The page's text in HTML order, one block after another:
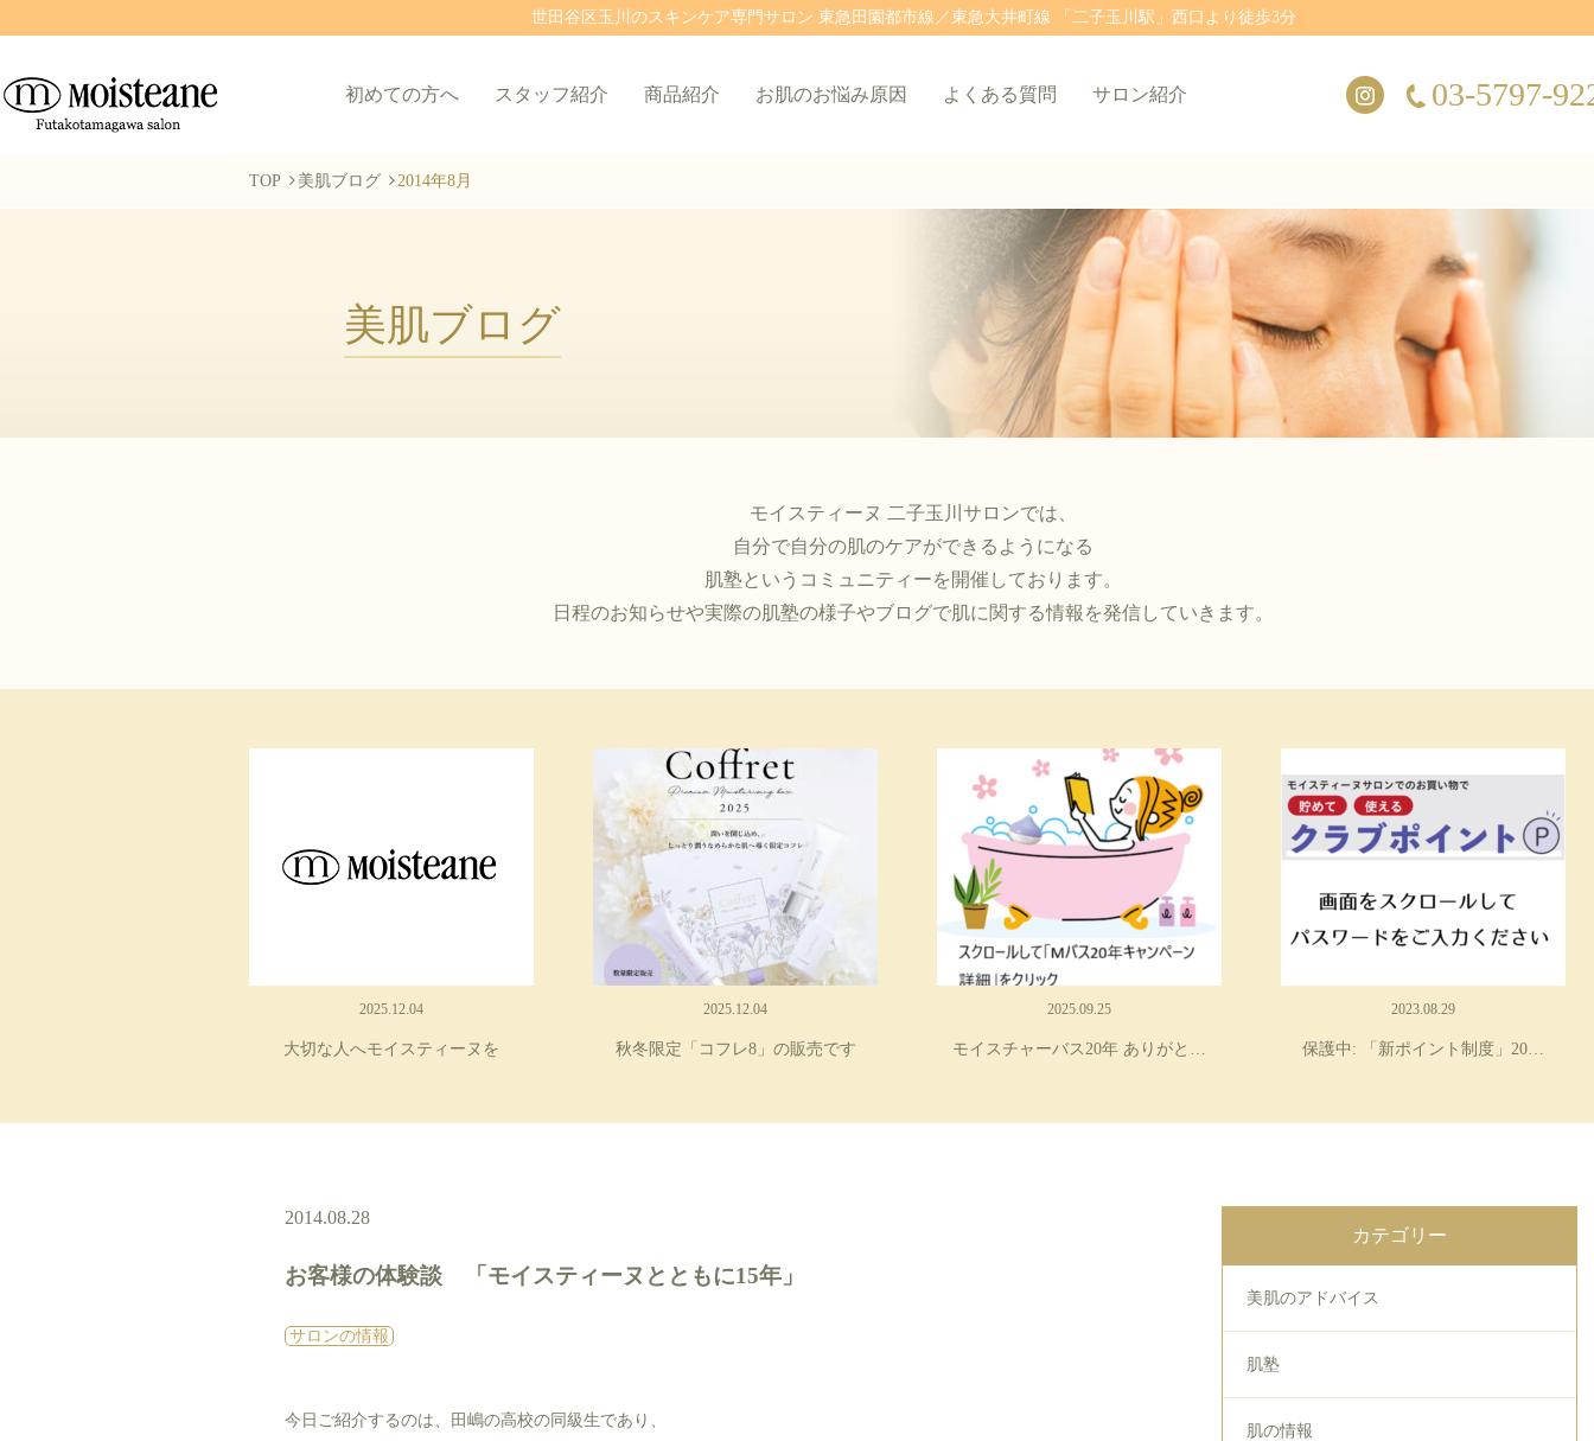
世田谷区玉川のスキンケア専門サロン 東急田園都市線／東急大井町線 「二子玉川駅」西口より徒歩3分
初めての方へ スタッフ紹介 商品紹介 お肌のお悩み原因 よくある質問 サロン紹介 03-5797-
TOP 美肌ブログ 2014年8月
美肌ブログ
モイスティーヌ 二子玉川サロンでは、
自分で自分の肌のケアができるようになる
肌塾というコミュニティーを開催しております。
日程のお知らせや実際の肌塾の様子やブログで肌に関する情報を発信していきます。
2025.12.04
大切な人へモイスティーヌを
2025.12.04
秋冬限定「コフレ8」の販売です
2025.09.25
モイスチャーバス20年 ありがと…
2023.08.29
保護中: 「新ポイント制度」20…
2014.08.28
お客様の体験談 「モイスティーヌとともに15年」
サロンの情報
今日ご紹介するのは、田嶋の高校の同級生であり、
カテゴリー
美肌のアドバイス
肌塾
肌の情報